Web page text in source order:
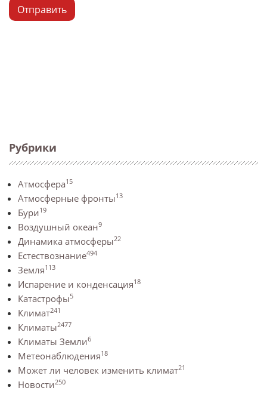
Рубрики
Атмосфера15
Атмосферные фронты13
Бури19
Воздушный океан9
Динамика атмосферы22
Естествознание494
Земля113
Испарение и конденсация18
Катастрофы5
Климат241
Климаты2477
Климаты Земли6
Метеонаблюдения18
Может ли человек изменить климат21
Новости250
Отправить